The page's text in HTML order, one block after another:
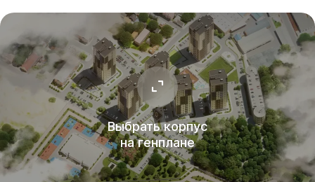
Выбрать корпус
на генплане